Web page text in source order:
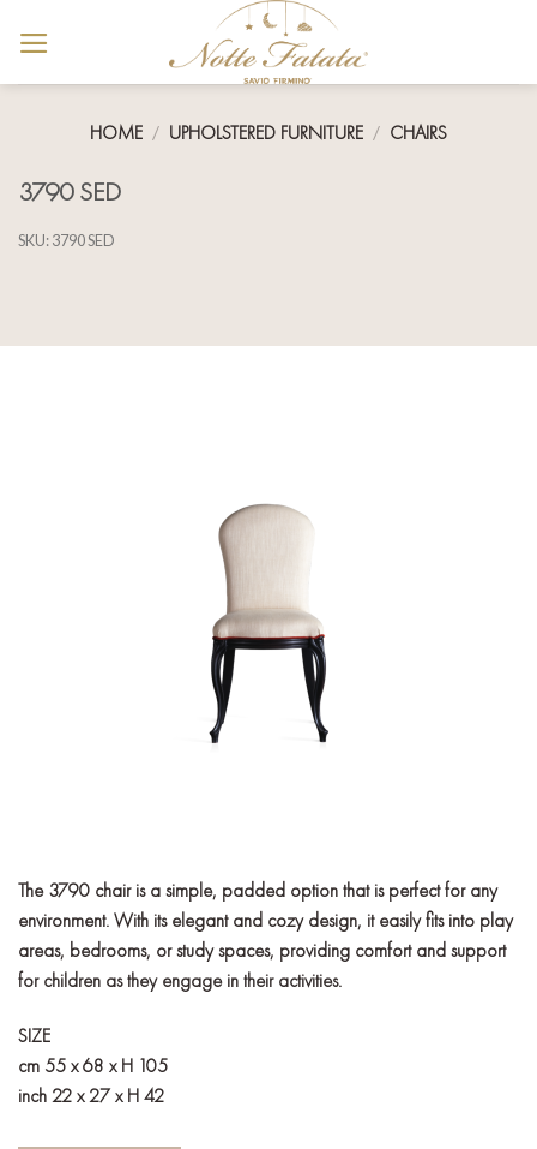
HOME / UPHOLSTERED FURNITURE / CHAIRS
3790 SED
SKU:3790 SED
The 3790 chair is a simple, padded option that is perfect for any
environment. With its elegant and cozy design, it easily fits into play
areas, bedrooms, or study spaces, providing comfort and support
for children as they engage in their activities.
SIZE
cm 55 x 68 x H 105
inch 22 x 27 x H 42